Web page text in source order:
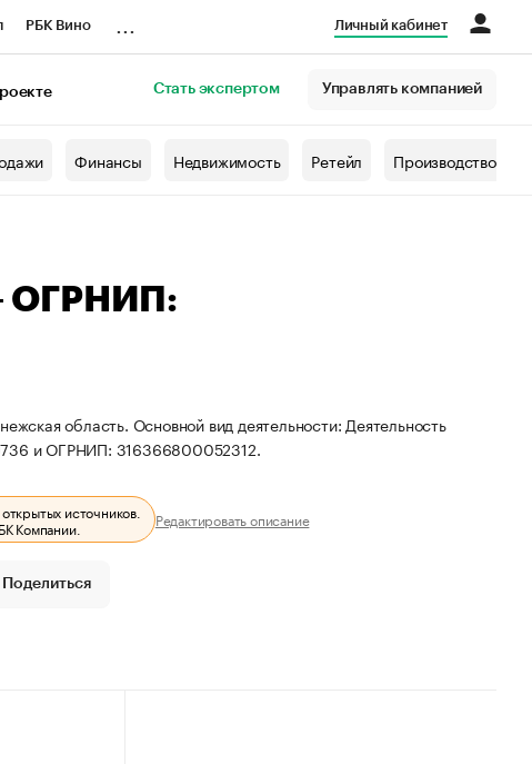
РБК Вино Личный кабинет
Стать экспертом Управлять компанией
Финансы Недвижимость Ретейл Производство
ОГРНИП:
область. Основной вид деятельности: Деятельность
и ОГРНИП: 316366800052312.
источников.
Компании. Редактировать описание
Поделиться